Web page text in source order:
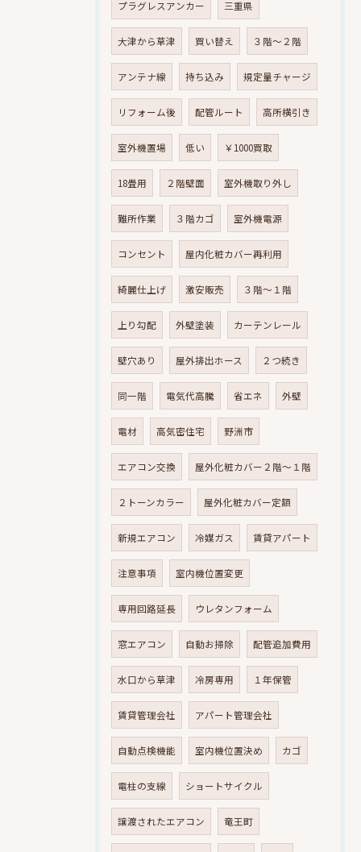
プラグレスアンカー 三重県
大津から草津 買い替え ３階～２階
アンテナ線 持ち込み 規定量チャージ
リフォーム後 配管ルート 高所横引き
室外機置場 低い ￥1000買取
18畳用 ２階壁面 室外機取り外し
難所作業 ３階カゴ 室外機電源
コンセント 屋内化粧カバー再利用
綺麗仕上げ 激安販売 ３階～１階
上り勾配 外壁塗装 カーテンレール
壁穴あり 屋外排出ホース ２つ続き
同一階 電気代高騰 省エネ 外壁
電材 高気密住宅 野洲市
エアコン交換 屋外化粧カバー２階～１階
２トーンカラー 屋外化粧カバー定額
新規エアコン 冷媒ガス 賃貸アパート
注意事項 室内機位置変更
専用回路延長 ウレタンフォーム
窓エアコン 自動お掃除 配管追加費用
水口から草津 冷房専用 １年保管
賃貸管理会社 アパート管理会社
自動点検機能 室内機位置決め カゴ
電柱の支線 ショートサイクル
譲渡されたエアコン 竜王町